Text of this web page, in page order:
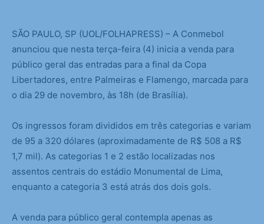
SÃO PAULO, SP (UOL/FOLHAPRESS) – A Conmebol
anunciou que nesta terça-feira (4) inicia a venda para
público geral das entradas para a final da Copa
Libertadores, entre Palmeiras e Flamengo, marcada para
o dia 29 de novembro, às 18h (de Brasília).
Os ingressos foram divididos em três categorias e variam
de 95 a 320 dólares (aproximadamente de R$ 508 a R$
1,7 mil). As categorias 1 e 2 estão localizadas nos
assentos centrais do estádio Monumental de Lima,
enquanto a categoria 3 está atrás dos dois gols.
A venda para público geral contempla apenas as